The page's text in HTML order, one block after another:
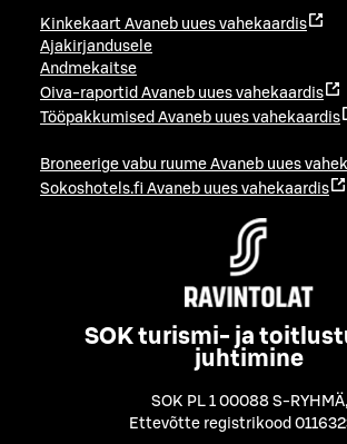
Kinkekaart Avaneb uues vahekaardis
Ajakirjandusele
Andmekaitse
Oiva-raportid Avaneb uues vahekaardis
Tööpakkumised Avaneb uues vahekaardis
Broneerige vabu ruume Avaneb uues
Sokoshotels.fi Avaneb uues vahekaardis
SOK turismi- ja
juhtimine
SOK PL 1 00088 S-RYHMÄ,
Ettevõtte registrikood